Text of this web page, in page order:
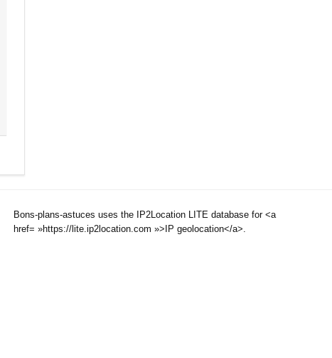
Bons-plans-astuces uses the IP2Location LITE database for <a
href= »https://lite.ip2location.com »>IP geolocation</a>.